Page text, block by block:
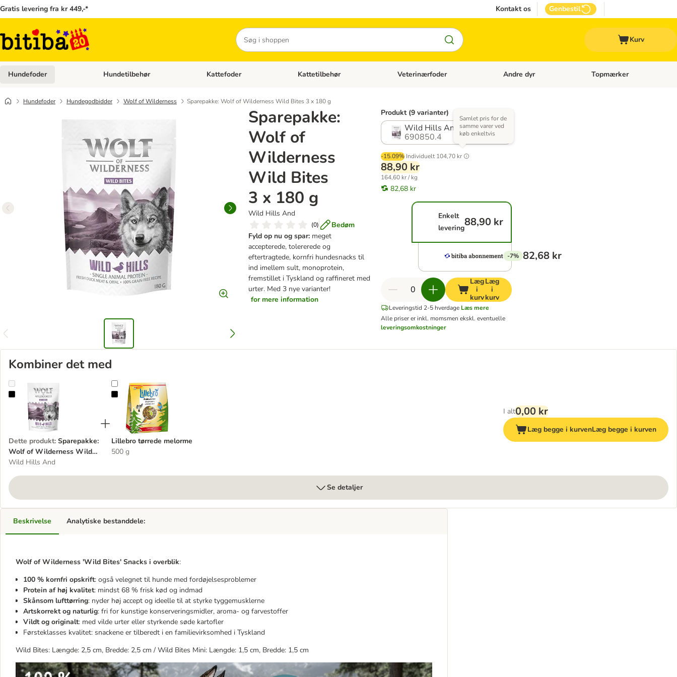
Gratis levering fra kr 449,-* Kontakt os Genbestil
Søg
Kurv
Hundefoder Åben kategori menu: Hundefoder
Hundetilbehør Åben kategori menu: Hundetilbehør
Kattefoder Åben kategori menu: Kattefoder
Kattetilbehør Åben kategori menu: Kattetilbehør
Veterinærfoder Åben kategori menu: Veterinærfoder
Andre dyr Åben kategori menu: Andre
Topmærker
Hundefoder Hundegodbidder Wolf of Wilderness Sparepakke: Wolf of Wilderness Wild Bites 3 x 180 g
Sparepakke:
Wolf of
Wilderness
Wild Bites
3 x 180 g
Wild Hills And
(0)
Bedøm
Fyld op nu og spar:meget
accepterede, tolererede og
eftertragtede, kornfri hundesnacks til
ind imellem sult, monoprotein,
fremstillet i Tyskland og raffineret med
urter. Med 3 nye varianter!
for mere information
Produkt (9 varianter)
Wild Hills And
690850.4
-15.09% Individuelt 104,70 kr
Samlet pris for de
samme varer ved
køb enkeltvis
88,90 kr
164,60 kr / kg
82,68 kr
Enkelt
levering88,90 kr
-7% 82,68 kr
Læg
i
kurv
Læg
i
kurv
Leveringstid 2-5 hverdage Læs mere
Alle priser er inkl. momsmen ekskl. eventuelle
leveringsomkostninger
Kombiner det med
Sparepakke: Wolf of Wilderness Wild Bites 3 x 180 g
Dette produkt: Sparepakke:
Wolf of Wilderness Wild
Bites 3 x 180 g
Wild Hills And
Lillebro tørrede melorme
Lillebro tørrede melorme
500 g
I alt0,00 kr
Læg begge i kurvenLæg begge i kurven
Se detaljer
Beskrivelse
Wolf of Wilderness 'Wild Bites' Snacks i overblik:
100 % kornfri opskrift: også velegnet til hunde med fordøjelsesproblemer
Protein af høj kvalitet: mindst 68 % frisk kød og indmad
Skånsom lufttørring: nyder høj accept og ideelle til at styrke tyggemusklerne
Artskorrekt og naturlig: fri for kunstige konserveringsmidler, aroma- og farvestoffer
Vildt og originalt: med vilde urter eller styrkende søde kartofler
Førsteklasses kvalitet: snackene er tilberedt i en familievirksomhed i Tyskland
Wild Bites: Længde: 2,5 cm, Bredde: 2,5 cm / Wild Bites Mini: Længde: 1,5 cm, Bredde: 1,5 cm
Analytiske bestanddele: